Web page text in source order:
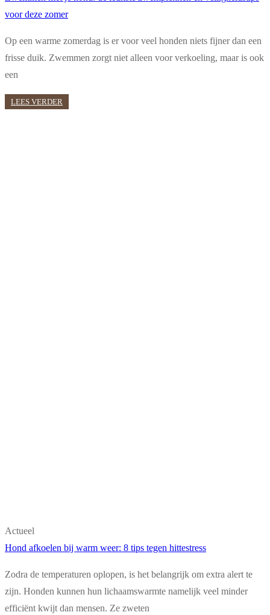
voor deze zomer
Op een warme zomerdag is er voor veel honden niets fijner dan een
frisse duik. Zwemmen zorgt niet alleen voor verkoeling, maar is ook
een
LEES VERDER
Actueel
Hond afkoelen bij warm weer: 8 tips tegen hittestress
Zodra de temperaturen oplopen, is het belangrijk om extra alert te
zijn. Honden kunnen hun lichaamswarmte namelijk veel minder
efficiënt kwijt dan mensen. Ze zweten